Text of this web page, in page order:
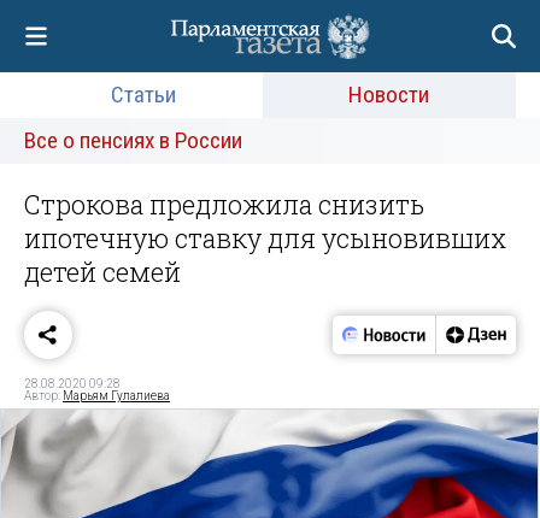
Статьи
Новости
Все о пенсиях в России
Строкова предложила снизить
ипотечную ставку для усыновивших
детей семей
28.08.2020 09:28
Автор: Марьям Гулалиева